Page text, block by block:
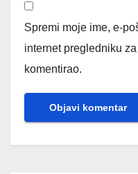
Spremi moje ime, e-
internet pregledniku
komentirao.